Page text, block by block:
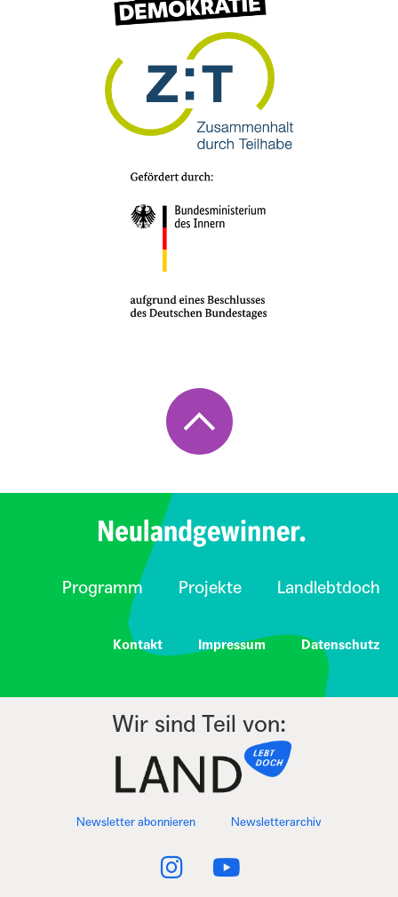
Programm Projekte Landlebtdoch
Kontakt Impressum Datenschutz
Wir sind Teil von:
Newsletter abonnieren Newsletterarchiv